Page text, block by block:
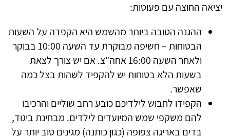
יציאה החוצה עם פעוטות:
ההגנה הטובה ביותר מהשמש היא הקפדה על השעות
הבטוחות – חשיפה מבוקרת עד השעה 10:00 בבוקר
ולאחר השעה 16:00 אחה"צ. אם יש צורך לצאת
בשעות הלא בטוחות יש להקפיד לשהות בצל כמה
שאפשר.
הקפידו לחבוש לילדיכם כובע רחב שוליים והרכיבו
להם משקפי שמש המיועדים לילדים. מבחינת ביגוד,
בדים באריגה צפופה (כגון כותנה) מגינים טוב יותר על